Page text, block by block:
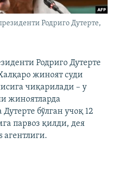
Родриго Дутерте,
Родриго Дутерте
жиноят суди
чиқарилади – у
жиноятларда
бўлган учоқ 12
парвоз қилди, дея
агентлиги.